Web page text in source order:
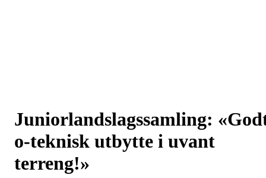
Juniorlandslagssamling:
o-teknisk utbytte i uvant
terreng!»